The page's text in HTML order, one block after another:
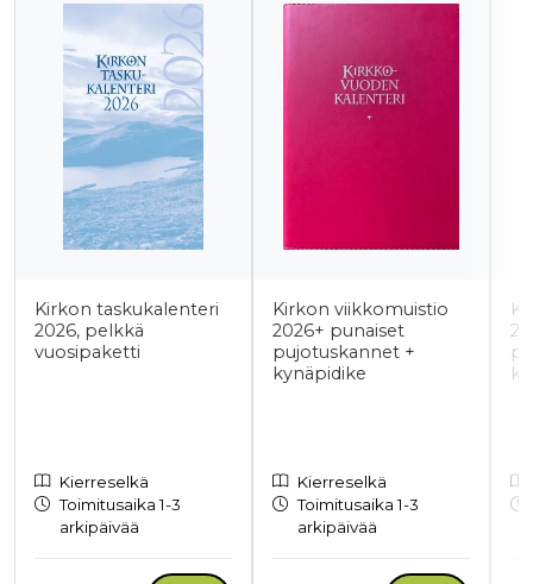
Kirkon taskukalenteri
2026, pelkkä
vuosipaketti
Kierreselkä
Toimitusaika 1-3
arkipäivää
Kirkon viikkomuistio
2026+ punaiset
pujotuskannet +
kynäpidike
Kierreselkä
Toimitusaika 1-3
arkipäivää